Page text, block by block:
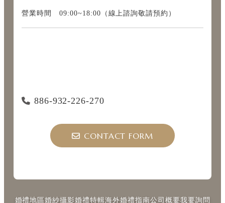
營業時間 09:00~18:00（線上諮詢敬請預約）
886-932-226-270
CONTACT FORM
婚禮地區婚紗攝影婚禮特輯海外婚禮指南公司概要我要詢問